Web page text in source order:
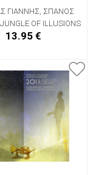
ΓΙΑΝΝΗΣ, ΣΠΑΝΟΣ
OF ILLUSIONS
13.95 €